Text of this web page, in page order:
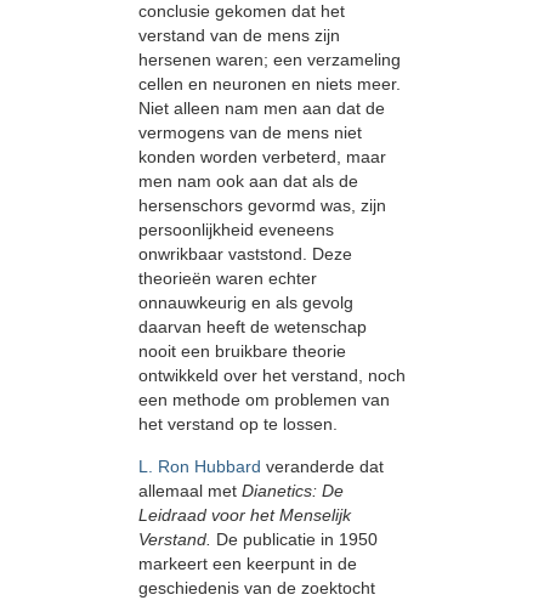
conclusie gekomen dat het
verstand van de mens zijn
hersenen waren; een verzameling
cellen en neuronen en niets meer.
Niet alleen nam men aan dat de
vermogens van de mens niet
konden worden verbeterd, maar
men nam ook aan dat als de
hersenschors gevormd was, zijn
persoonlijkheid eveneens
onwrikbaar vaststond. Deze
theorieën waren echter
onnauwkeurig en als gevolg
daarvan heeft de wetenschap
nooit een bruikbare theorie
ontwikkeld over het verstand, noch
een methode om problemen van
het verstand op te lossen.
L. Ron Hubbard veranderde dat
allemaal met Dianetics: De
Leidraad voor het Menselijk
Verstand. De publicatie in 1950
markeert een keerpunt in de
geschiedenis van de zoektocht